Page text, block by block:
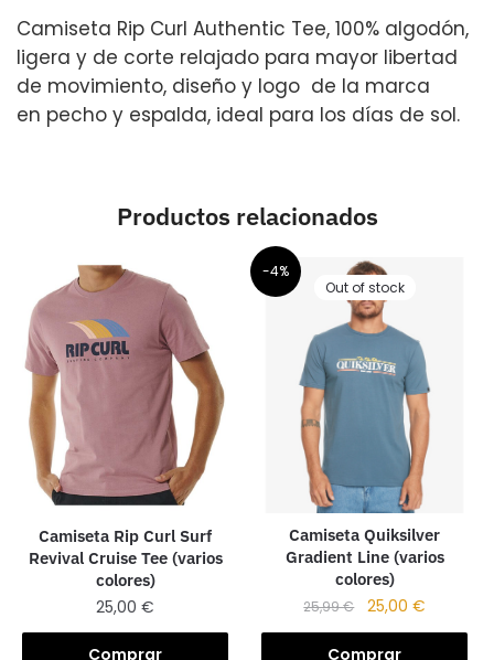
Camiseta Rip Curl Authentic Tee, 100% algodón,
ligera y de corte relajado para mayor libertad
de movimiento, diseño y logo de la marca
en pecho y espalda, ideal para los días de sol.
Productos relacionados
Camiseta Rip Curl Surf
Revival Cruise Tee (varios
colores)
25,00€
Comprar
-4%
Out of stock
Camiseta Quiksilver
Gradient Line (varios
colores)
25,99€ 25,00€
Comprar